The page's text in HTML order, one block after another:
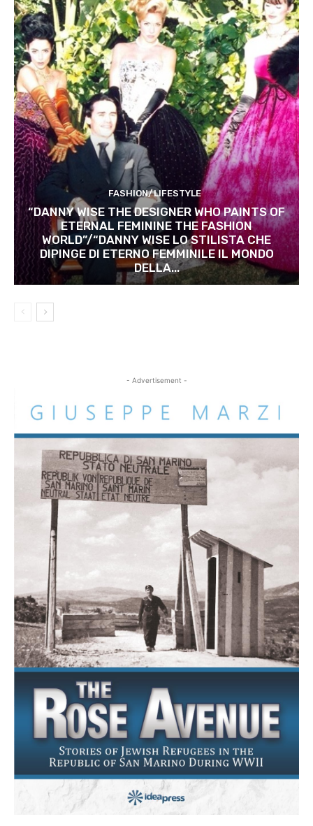
FASHION/LIFESTYLE
“DANNY WISE THE DESIGNER WHO PAINTS OF
ETERNAL FEMININE THE FASHION
WORLD”/“DANNY WISE LO STILISTA CHE
DIPINGE DI ETERNO FEMMINILE IL MONDO
DELLA...
- Advertisement -